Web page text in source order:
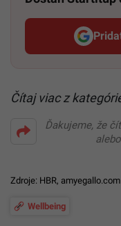
Čítaj viac z
Ďakujeme, že
Zdroje: HBR, amyegallo.com
Wellbeing